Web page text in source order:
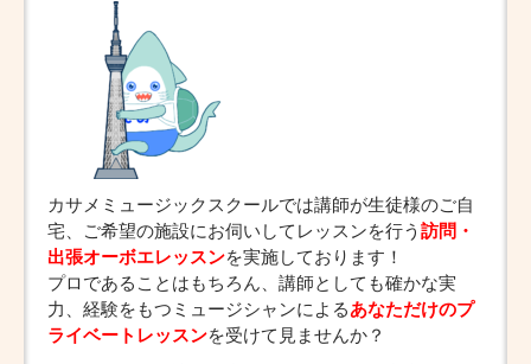
カサメミュージックスクールでは講師が生徒様のご自
宅、ご希望の施設にお伺いしてレッスンを行う訪問・
出張オーボエレッスンを実施しております！
プロであることはもちろん、講師としても確かな実
力、経験をもつミュージシャンによるあなただけのプ
ライベートレッスンを受けて見ませんか？